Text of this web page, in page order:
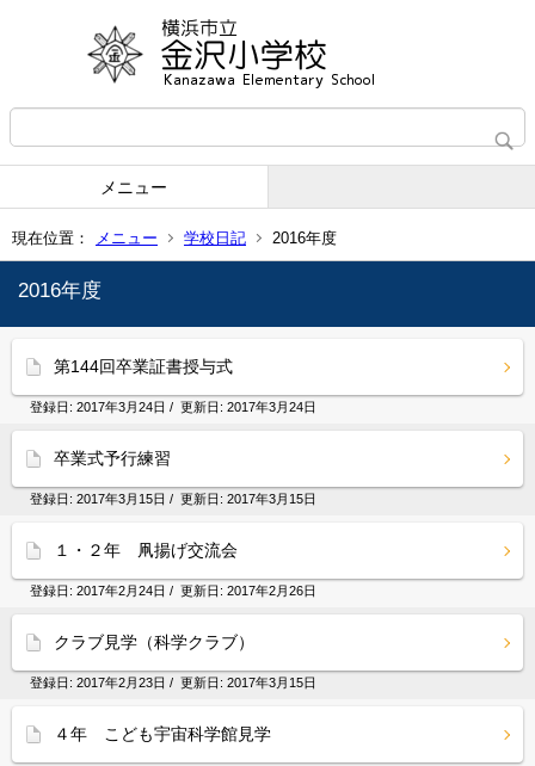
メニュー
現在位置： メニュー 学校日記 2016年度
2016年度
第144回卒業証書授与式
登録日: 2017年3月24日 / 更新日: 2017年3月24日
卒業式予行練習
登録日: 2017年3月15日 / 更新日: 2017年3月15日
１・２年 凧揚げ交流会
登録日: 2017年2月24日 / 更新日: 2017年2月26日
クラブ見学（科学クラブ）
登録日: 2017年2月23日 / 更新日: 2017年3月15日
４年 こども宇宙科学館見学